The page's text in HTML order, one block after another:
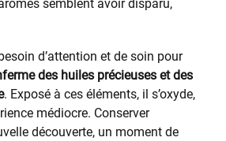
semblent avoir disparu,
d’attention et de soin pour
des huiles précieuses et des
. Exposé à ces éléments, il s’oxyde,
médiocre. Conserver
découverte, un moment de